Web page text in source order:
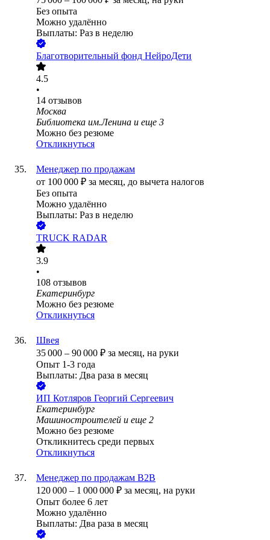
Без опыта
Можно удалённо
Выплаты: Раз в неделю
Благотворительный фонд НейроДети
4.5
•
14 отзывов
Москва
Библиотека им.Ленина и еще 3
Можно без резюме
Откликнуться
Менеджер по продажам
от 100 000 ₽ за месяц, до вычета налогов
Без опыта
Можно удалённо
Выплаты: Раз в неделю
TRUCK RADAR
3.9
•
108 отзывов
Екатеринбург
Можно без резюме
Откликнуться
Швея
35 000 – 90 000 ₽ за месяц, на руки
Опыт 1-3 года
Выплаты: Два раза в месяц
ИП Котляров Георгий Сергеевич
Екатеринбург
Машиностроителей и еще 2
Можно без резюме
Откликнитесь среди первых
Откликнуться
Менеджер по продажам B2B
120 000 – 1 000 000 ₽ за месяц, на руки
Опыт более 6 лет
Можно удалённо
Выплаты: Два раза в месяц